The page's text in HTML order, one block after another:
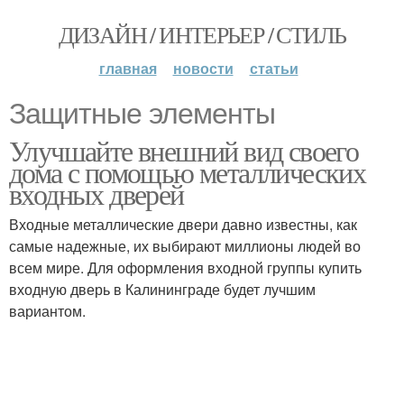
ДИЗАЙН / ИНТЕРЬЕР / СТИЛЬ
главная новости статьи
Защитные элементы
Улучшайте внешний вид своего
дома с помощью металлических
входных дверей
Входные металлические двери давно известны, как
самые надежные, их выбирают миллионы людей во
всем мире. Для оформления входной группы купить
входную дверь в Калининграде будет лучшим
вариантом.